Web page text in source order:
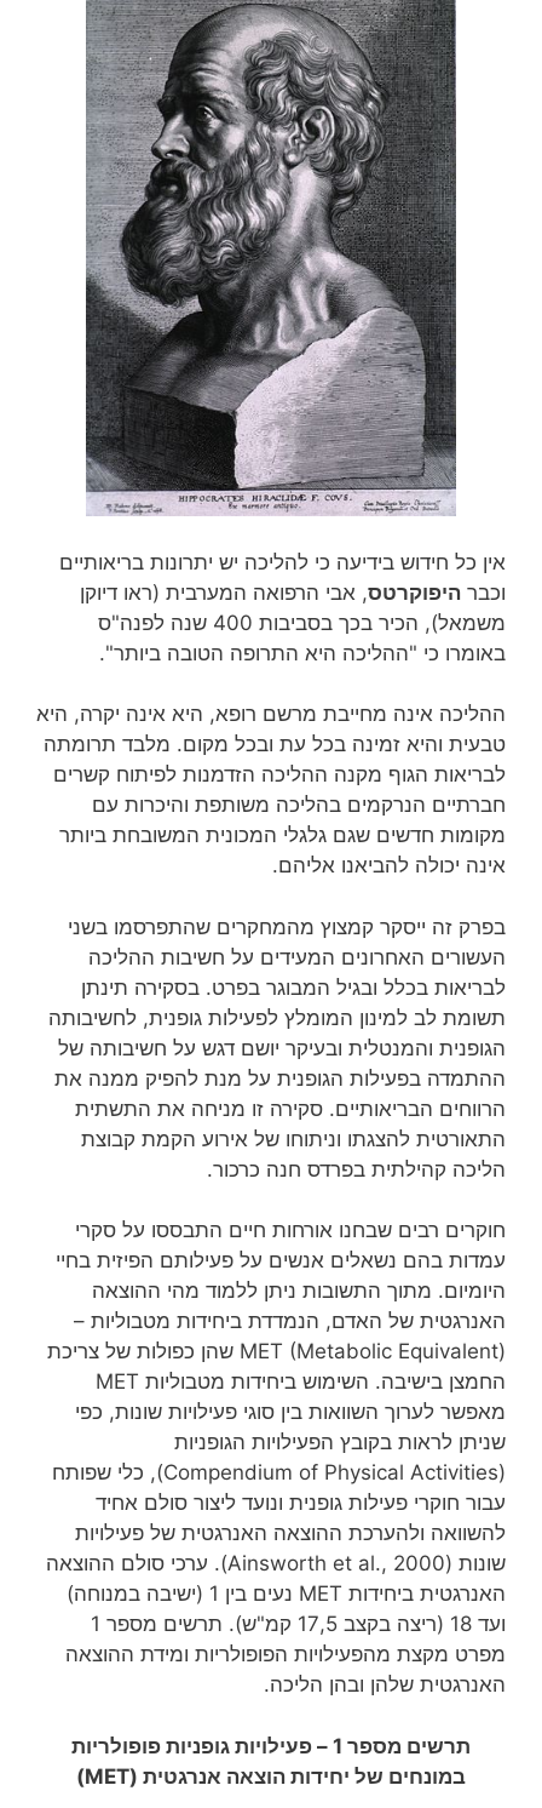
אין כל חידוש בידיעה כי להליכה יש יתרונות בריאותיים
וכבר היפוקרטס, אבי הרפואה המערבית (ראו דיוקן
משמאל), הכיר בכך בסביבות 400 שנה לפנה"ס
באומרו כי "ההליכה היא התרופה הטובה ביותר".
ההליכה אינה מחייבת מרשם רופא, היא אינה יקרה, היא
טבעית והיא זמינה בכל עת ובכל מקום. מלבד תרומתה
לבריאות הגוף מקנה ההליכה הזדמנות לפיתוח קשרים
חברתיים הנרקמים בהליכה משותפת והיכרות עם
מקומות חדשים שגם גלגלי המכונית המשובחת ביותר
אינה יכולה להביאנו אליהם.
בפרק זה ייסקר קמצוץ מהמחקרים שהתפרסמו בשני
העשורים האחרונים המעידים על חשיבות ההליכה
לבריאות בכלל ובגיל המבוגר בפרט. בסקירה תינתן
תשומת לב למינון המומלץ לפעילות גופנית, לחשיבותה
הגופנית והמנטלית ובעיקר יושם דגש על חשיבותה של
ההתמדה בפעילות הגופנית על מנת להפיק ממנה את
הרווחים הבריאותיים. סקירה זו מניחה את התשתית
התאורטית להצגתו וניתוחו של אירוע הקמת קבוצת
הליכה קהילתית בפרדס חנה כרכור.
חוקרים רבים שבחנו אורחות חיים התבססו על סקרי
עמדות בהם נשאלים אנשים על פעילותם הפיזית בחיי
היומיום. מתוך התשובות ניתן ללמוד מהי ההוצאה
האנרגטית של האדם, הנמדדת ביחידות מטבוליות –
MET (Metabolic Equivalent) שהן כפולות של צריכת
החמצן בישיבה. השימוש ביחידות מטבוליות MET
מאפשר לערוך השוואות בין סוגי פעילויות שונות, כפי
שניתן לראות בקובץ הפעילויות הגופניות
(Compendium of Physical Activities), כלי שפותח
עבור חוקרי פעילות גופנית ונועד ליצור סולם אחיד
להשוואה ולהערכת ההוצאה האנרגטית של פעילויות
שונות (Ainsworth et al., 2000). ערכי סולם ההוצאה
האנרגטית ביחידות MET נעים בין 1 (ישיבה במנוחה)
ועד 18 (ריצה בקצב 17,5 קמ"ש). תרשים מספר 1
מפרט מקצת מהפעילויות הפופולריות ומידת ההוצאה
האנרגטית שלהן ובהן הליכה.
תרשים מספר 1 – פעילויות גופניות פופולריות
במונחים של יחידות הוצאה אנרגטית (MET
)